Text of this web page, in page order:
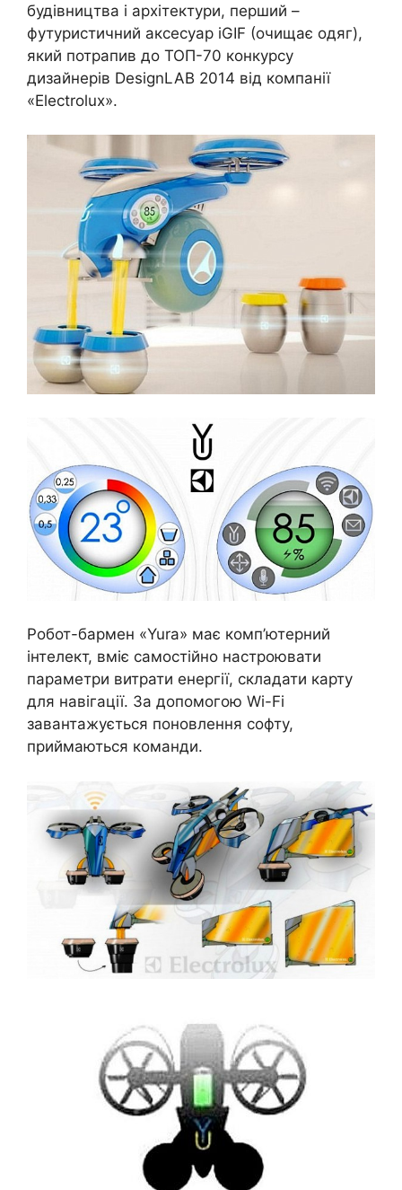
будівництва і архітектури, перший –
футуристичний аксесуар iGIF (очищає одяг),
який потрапив до ТОП-70 конкурсу
дизайнерів DesignLAB 2014 від компанії
«Electrolux».
Робот-бармен «Yura» має комп’ютерний
інтелект, вміє самостійно настроювати
параметри витрати енергії, складати карту
для навігації. За допомогою Wi-Fi
завантажується поновлення софту,
приймаються команди.